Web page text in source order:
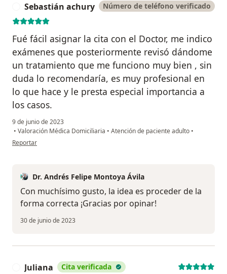
Sebastián achury Número de teléfono verificado
Fué fácil asignar la cita con el Doctor, me indico
exámenes que posteriormente revisó dándome
un tratamiento que me funciono muy bien , sin
duda lo recomendaría, es muy profesional en
lo que hace y le presta especial importancia a
los casos.
9 de junio de 2023
• Valoración Médica Domiciliaria • Atención de paciente adulto •
en opinión del usuario Sebastián achury
Reportar
Dr. Andrés Felipe Montoya Ávila
Con muchísimo gusto, la idea es proceder de la
forma correcta ¡Gracias por opinar!
30 de junio de 2023
Juliana Cita verificada